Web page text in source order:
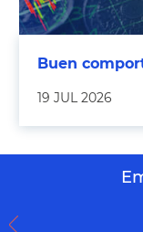
Buen
19 JUL 2026